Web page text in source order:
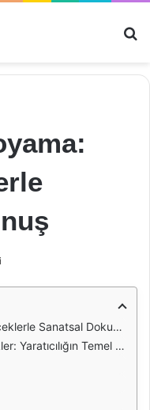
Sanatsal Dokunuş
Temel Taşları